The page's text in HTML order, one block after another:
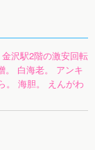
沢駅2階の激安回転
。 白海老。 アンキ
。 海胆。 えんがわ